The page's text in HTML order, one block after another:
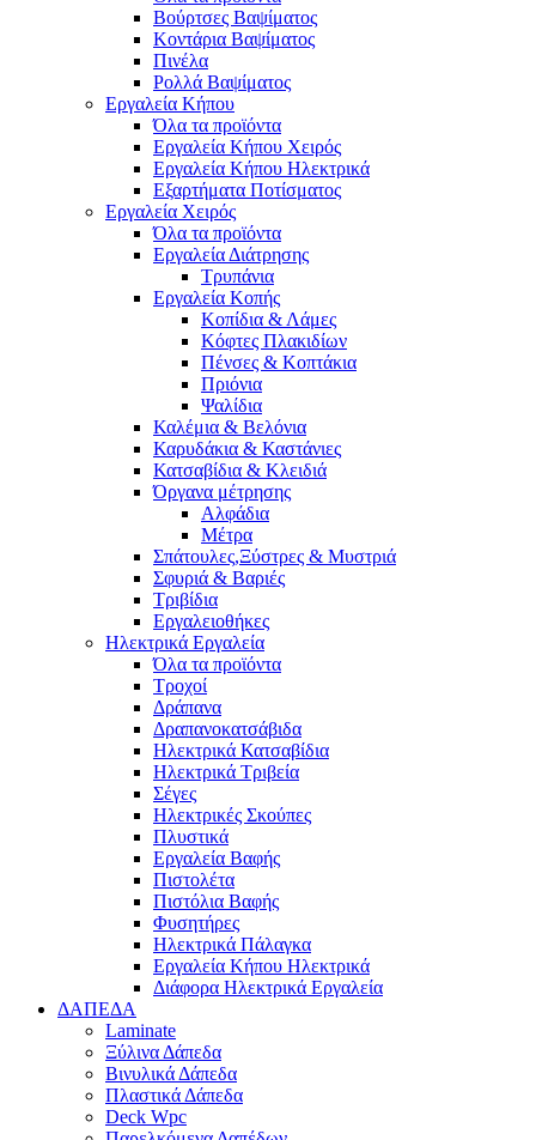
Βούρτσες Βαψίματος
Κοντάρια Βαψίματος
Πινέλα
Ρολλά Βαψίματος
Εργαλεία Κήπου
Όλα τα προϊόντα
Εργαλεία Κήπου Χειρός
Εργαλεία Κήπου Ηλεκτρικά
Εξαρτήματα Ποτίσματος
Εργαλεία Χειρός
Όλα τα προϊόντα
Εργαλεία Διάτρησης
Τρυπάνια
Εργαλεία Κοπής
Κοπίδια & Λάμες
Κόφτες Πλακιδίων
Πένσες & Κοπτάκια
Πριόνια
Ψαλίδια
Καλέμια & Βελόνια
Καρυδάκια & Καστάνιες
Κατσαβίδια & Κλειδιά
Όργανα μέτρησης
Αλφάδια
Μέτρα
Σπάτουλες,Ξύστρες & Μυστριά
Σφυριά & Βαριές
Τριβίδια
Εργαλειοθήκες
Ηλεκτρικά Εργαλεία
Όλα τα προϊόντα
Τροχοί
Δράπανα
Δραπανοκατσάβιδα
Ηλεκτρικά Κατσαβίδια
Ηλεκτρικά Τριβεία
Σέγες
Ηλεκτρικές Σκούπες
Πλυστικά
Εργαλεία Βαφής
Πιστολέτα
Πιστόλια Βαφής
Φυσητήρες
Ηλεκτρικά Πάλαγκα
Εργαλεία Κήπου Ηλεκτρικά
Διάφορα Ηλεκτρικά Εργαλεία
ΔΑΠΕΔΑ
Laminate
Ξύλινα Δάπεδα
Βινυλικά Δάπεδα
Πλαστικά Δάπεδα
Deck Wpc